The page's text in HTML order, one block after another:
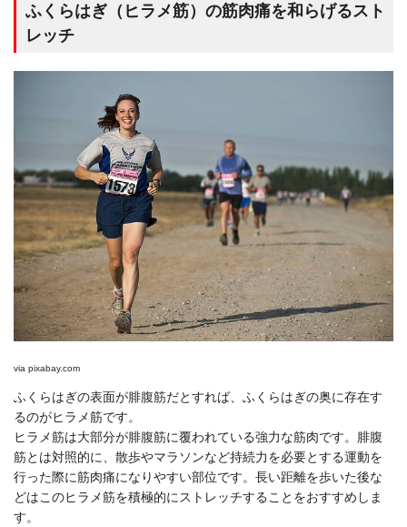
ふくらはぎ（ヒラメ筋）の筋肉痛を和らげるスト
レッチ
via pixabay.com
ふくらはぎの表面が腓腹筋だとすれば、ふくらはぎの奥に存在す
るのがヒラメ筋です。
ヒラメ筋は大部分が腓腹筋に覆われている強力な筋肉です。腓腹
筋とは対照的に、散歩やマラソンなど持続力を必要とする運動を
行った際に筋肉痛になりやすい部位です。長い距離を歩いた後な
どはこのヒラメ筋を積極的にストレッチすることをおすすめしま
す。